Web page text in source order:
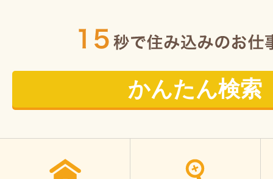
かんたん検索